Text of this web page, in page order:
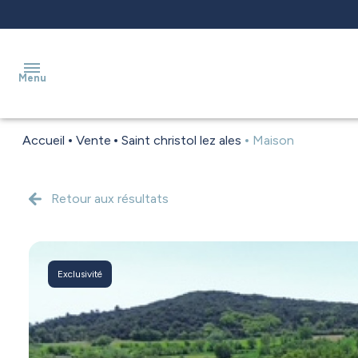
Menu
a
estimation
louer
Accueil Vente Saint christol lez ales Maison
Retour aux résultats
Exclusivité